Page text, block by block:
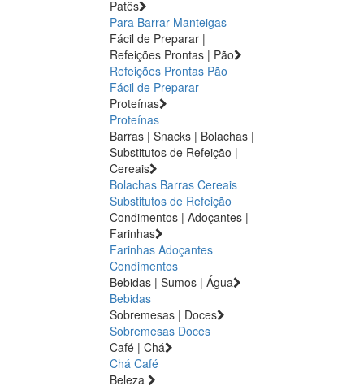
Patês
Para Barrar Manteigas
Fácil de Preparar |
Refeições Prontas | Pão
Refeições Prontas Pão
Fácil de Preparar
Proteínas
Proteínas
Barras | Snacks | Bolachas |
Substitutos de Refeição |
Cereais
Bolachas Barras Cereais
Substitutos de Refeição
Condimentos | Adoçantes |
Farinhas
Farinhas Adoçantes
Condimentos
Bebidas | Sumos | Água
Bebidas
Sobremesas | Doces
Sobremesas Doces
Café | Chá
Chá Café
Beleza